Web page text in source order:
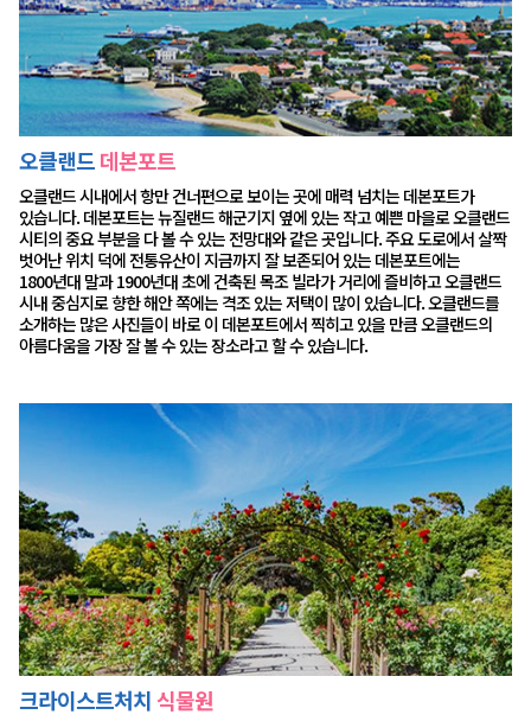
오클랜드데본포트
오클랜드 시내에서 항만 건너편으로 보이는 곳에 매력 넘치는 데본포트가
있습니다. 데본포트는 뉴질랜드 해군기지 옆에 있는 작고 예쁜 마을로 오클랜드
시티의 중요 부분을 다 볼 수 있는 전망대와 같은 곳입니다. 주요 도로에서 살짝
벗어난 위치 덕에 전통유산이 지금까지 잘 보존되어 있는 데본포트에는
1800년대 말과 1900년대 초에 건축된 목조 빌라가 거리에 즐비하고 오클랜드
시내 중심지로 향한 해안 쪽에는 격조 있는 저택이 많이 있습니다. 오클랜드를
소개하는 많은 사진들이 바로 이 데본포트에서 찍히고 있을 만큼 오클랜드의
아름다움을 가장 잘 볼 수 있는 장소라고 할 수 있습니다.
크라이스트처치식물원